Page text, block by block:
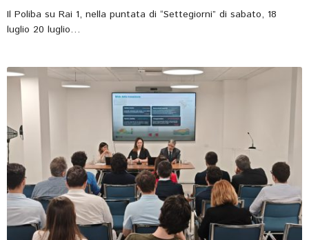
Il Poliba su Rai 1, nella puntata di “Settegiorni” di sabato, 18
luglio 20 luglio…